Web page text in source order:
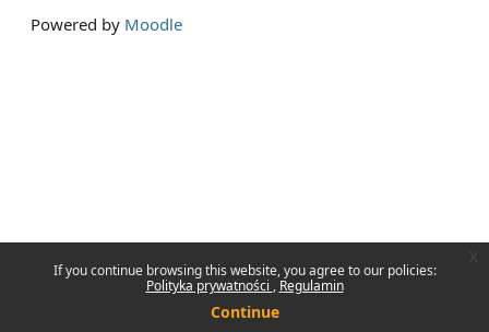
If you continue browsing this website, you agree to our policies:
Polityka prywatności
Regulamin
Continue
Powered by Moodle